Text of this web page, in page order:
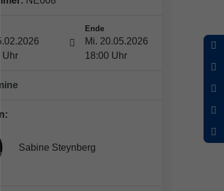
Uhr
Ende
Mi. 20.05.2026
18:00 Uhr
Sabine Steynberg